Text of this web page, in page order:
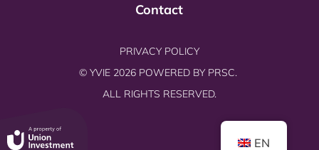
Contact
PRIVACY POLICY
© YVIE 2026 POWERED BY PRSC.
ALL RIGHTS RESERVED.
EN